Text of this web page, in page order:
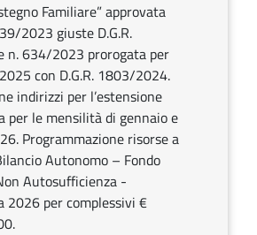
Familiare” approvata
2023 giuste D.G.R.
n. 634/2023 prorogata per
con D.G.R. 1803/2024.
indirizzi per l’estensione
per le mensilità di gennaio e
Programmazione risorse a
Autonomo – Fondo
Autosufficienza -
2026 per complessivi €